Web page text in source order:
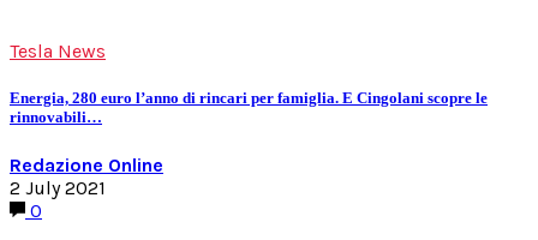
Tesla News
Energia, 280 euro l’anno di rincari per famiglia. E Cingolani scopre le
rinnovabili…
Redazione Online
2 July 2021
0